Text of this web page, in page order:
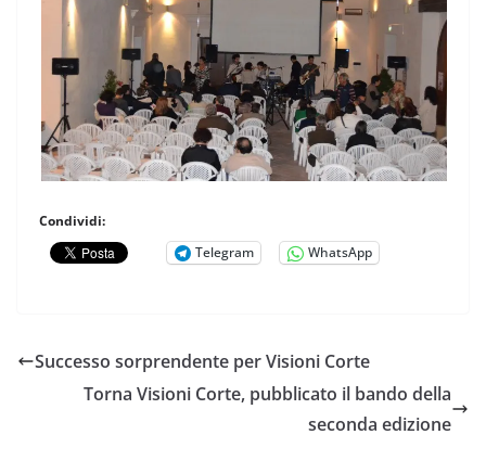
Condividi:
Telegram
WhatsApp
Successo sorprendente per Visioni Corte
Torna Visioni Corte, pubblicato il bando della
seconda edizione